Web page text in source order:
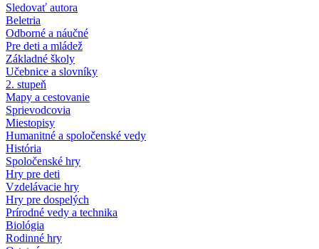
Sledovať autora
Beletria
Odborné a náučné
Pre deti a mládež
Základné školy
Učebnice a slovníky
2. stupeň
Mapy a cestovanie
Sprievodcovia
Miestopisy
Humanitné a spoločenské vedy
História
Spoločenské hry
Hry pre deti
Vzdelávacie hry
Hry pre dospelých
Prírodné vedy a technika
Biológia
Rodinné hry